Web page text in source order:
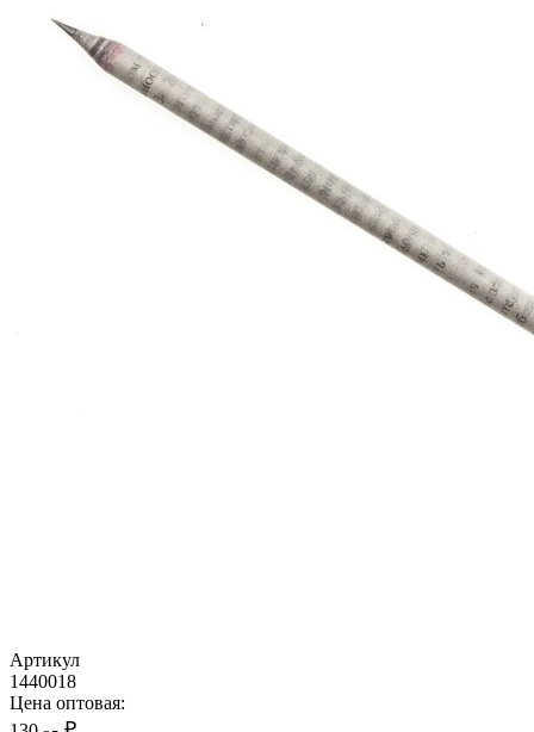
Артикул
1440018
Цена оптовая: